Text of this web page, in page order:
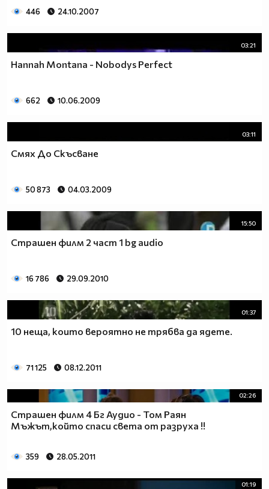
446 24.10.2007
03:21
Hannah Montana - Nobodys Perfect
662 10.06.2009
03:11
Смях До Скъсване
50 873 04.03.2009
15:50
Страшен филм 2 част 1 bg audio
16 786 29.09.2010
01:37
10 неща, които вероятно не трябва да ядете.
71 125 08.12.2011
02:26
Страшен филм 4 Бг Аудио - Том Раян
Мъжът,който спаси света от разруха !!
359 28.05.2011
01:19